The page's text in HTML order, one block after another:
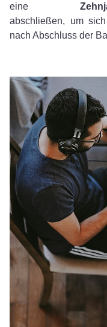
eine
abschließen, um
nach Abschluss der